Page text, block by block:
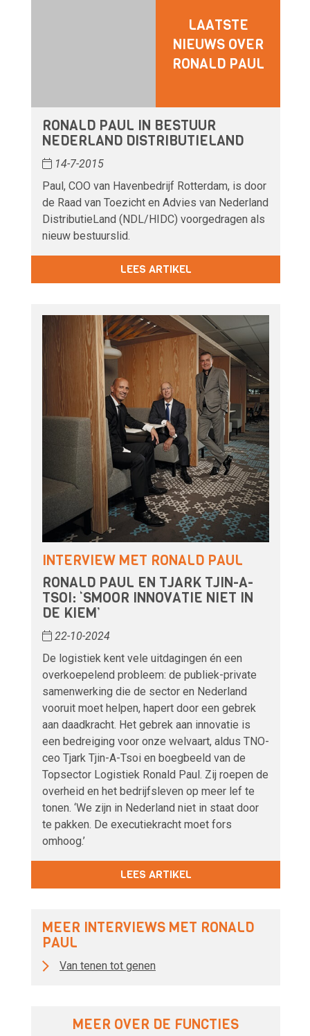
LAATSTE
NIEUWS OVER
RONALD PAUL
RONALD PAUL IN BESTUUR
NEDERLAND DISTRIBUTIELAND
14-7-2015
Paul, COO van Havenbedrijf Rotterdam, is door
de Raad van Toezicht en Advies van Nederland
DistributieLand (NDL/HIDC) voorgedragen als
nieuw bestuurslid.
LEES ARTIKEL
INTERVIEW MET RONALD PAUL
RONALD PAUL EN TJARK TJIN-A-
TSOI: ‘SMOOR INNOVATIE NIET IN
DE KIEM’
22-10-2024
De logistiek kent vele uitdagingen én een
overkoepelend probleem: de publiek-private
samenwerking die de sector en Nederland
vooruit moet helpen, hapert door een gebrek
aan daadkracht. Het gebrek aan innovatie is
een bedreiging voor onze welvaart, aldus TNO-
ceo Tjark Tjin-A-Tsoi en boegbeeld van de
Topsector Logistiek Ronald Paul. Zij roepen de
overheid en het bedrijfsleven op meer lef te
tonen. ‘We zijn in Nederland niet in staat door
te pakken. De executiekracht moet fors
omhoog.’
LEES ARTIKEL
MEER INTERVIEWS MET RONALD
PAUL
Van tenen tot genen
MEER OVER DE FUNCTIES